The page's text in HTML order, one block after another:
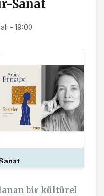
Sanat
- 19:00
bir kültürel